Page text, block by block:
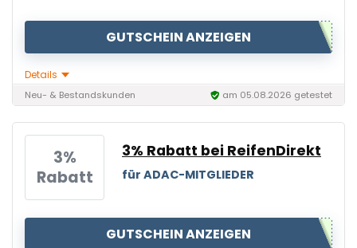
GUTSCHEIN ANZEIGEN
Details
Neu- & Bestandskunden am 05.08.2026 getestet
3%
Rabatt
3% Rabatt bei ReifenDirekt
für ADAC-MITGLIEDER
GUTSCHEIN ANZEIGEN